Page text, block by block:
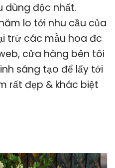
dùng độc nhất.
lo tới nhu cầu của
trừ các mẫu hoa đc
cửa hàng bên tôi
sáng tạo để lấy tới
rất đẹp & khác biệt